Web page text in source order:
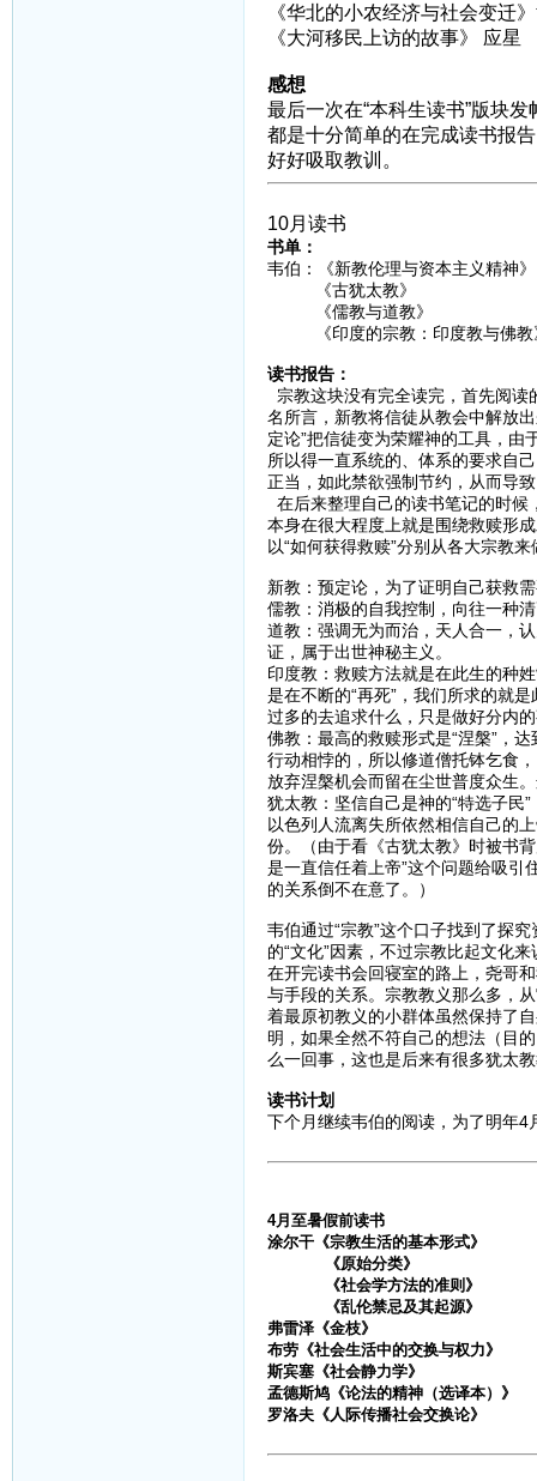
《华北的小农经济与社会变迁》
《大河移民上访的故事》 应星
感想
最后一次在“本科生读书”版块
都是十分简单的在完成读书报
好好吸取教训。
10月读书
书单：
韦伯：《新教伦理与资本主义精神》
《古犹太教》
《儒教与道教》
《印度的宗教：印度教与佛教
读书报告：
宗教这块没有完全读完，首先阅
名所言，新教将信徒从教会中解放
定论”把信徒变为荣耀神的工具，
所以得一直系统的、体系的要求自
正当，如此禁欲强制节约，从而导
在后来整理自己的读书笔记的时候
本身在很大程度上就是围绕救赎形
以“如何获得救赎”分别从各大宗教
新教：预定论，为了证明自己获救
儒教：消极的自我控制，向往一种
道教：强调无为而治，天人合一，
证，属于出世神秘主义。
印度教：救赎方法就是在此生的种
是在不断的“再死”，我们所求的就
过多的去追求什么，只是做好分内
佛教：最高的救赎形式是“涅槃”，
行动相悖的，所以修道僧托钵乞食
放弃涅槃机会而留在尘世普度众生
犹太教：坚信自己是神的“特选子民
以色列人流离失所依然相信自己的
份。（由于看《古犹太教》时被书
是一直信任着上帝”这个问题给吸引
的关系倒不在意了。）
韦伯通过“宗教”这个口子找到了探
的“文化”因素，不过宗教比起文化
在开完读书会回寝室的路上，尧哥
与手段的关系。宗教教义那么多，
着最原初教义的小群体虽然保持了
明，如果全然不符自己的想法（目
么一回事，这也是后来有很多犹太
读书计划
下个月继续韦伯的阅读，为了明年
4月至暑假前读书
涂尔干《宗教生活的基本形式》
《原始分类》
《社会学方法的准则》
《乱伦禁忌及其起源》
弗雷泽《金枝》
布劳《社会生活中的交换与权力》
斯宾塞《社会静力学》
孟德斯鸠《论法的精神（选译本）》
罗洛夫《人际传播社会交换论》